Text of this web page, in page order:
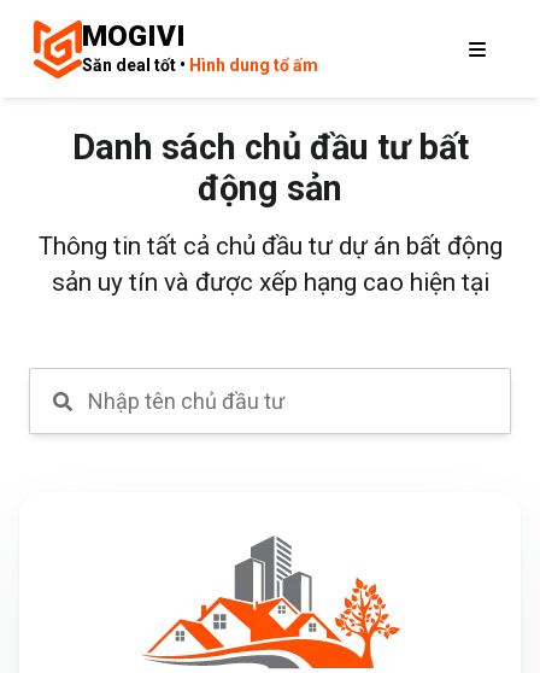
MOGIVI
Săn deal tốt • Hình dung tổ ấm
Danh sách chủ đầu tư bất
động sản
Thông tin tất cả chủ đầu tư dự án bất động
sản uy tín và được xếp hạng cao hiện tại